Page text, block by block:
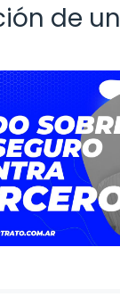
de